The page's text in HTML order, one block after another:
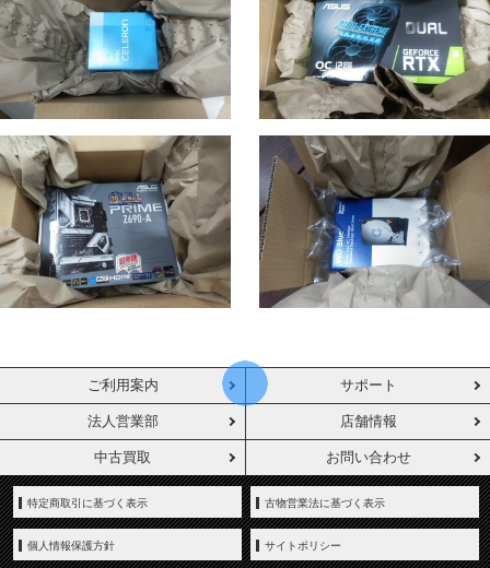
ご利用案内 サポート
法人営業部 店舗情報
中古買取 お問い合わせ
特定商取引に基づく表示 古物営業法に基づく表示
個人情報保護方針 サイトポリシー